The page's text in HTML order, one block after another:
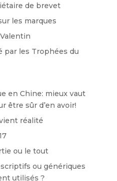
de brevet
les marques
par les Trophées du
en Chine: mieux vaut
être sûr d’en avoir!
réalité
ou le tout
ou génériques
utilisés ?